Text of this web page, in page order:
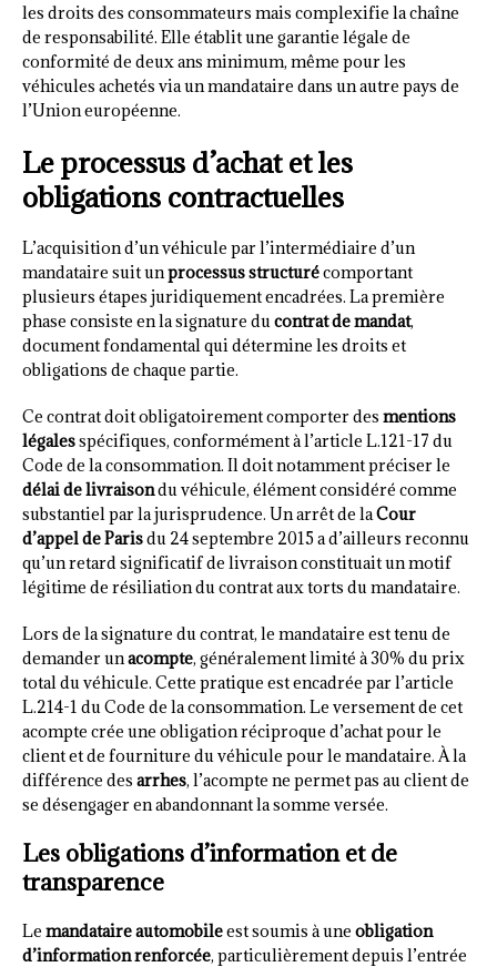
les droits des consommateurs mais complexifie la chaîne
de responsabilité. Elle établit une garantie légale de
conformité de deux ans minimum, même pour les
véhicules achetés via un mandataire dans un autre pays de
l’Union européenne.
Le processus d’achat et les
obligations contractuelles
L’acquisition d’un véhicule par l’intermédiaire d’un
mandataire suit unprocessus structurécomportant
plusieurs étapes juridiquement encadrées. La première
phase consiste en la signature ducontrat de mandat,
document fondamental qui détermine les droits et
obligations de chaque partie.
Ce contrat doit obligatoirement comporter des mentions
légalesspécifiques, conformément à l’article L.121-17 du
Code de la consommation. Il doit notamment préciser le
délai de livraisondu véhicule, élément considéré comme
substantiel par la jurisprudence. Un arrêt de laCour
d’appel de Parisdu 24 septembre 2015 a d’ailleurs reconnu
qu’un retard significatif de livraison constituait un motif
légitime de résiliation du contrat aux torts du mandataire.
Lors de la signature du contrat, le mandataire est tenu de
demander unacompte, généralement limité à 30% du prix
total du véhicule. Cette pratique est encadrée par l’article
L.214-1 du Code de la consommation. Le versement de cet
acompte crée une obligation réciproque d’achat pour le
client et de fourniture du véhicule pour le mandataire. À la
différence des arrhes, l’acompte ne permet pas au client de
se désengager en abandonnant la somme versée.
Les obligations d’information et de
transparence
Le mandataire automobileest soumis à une obligation
d’information renforcée, particulièrement depuis l’entrée